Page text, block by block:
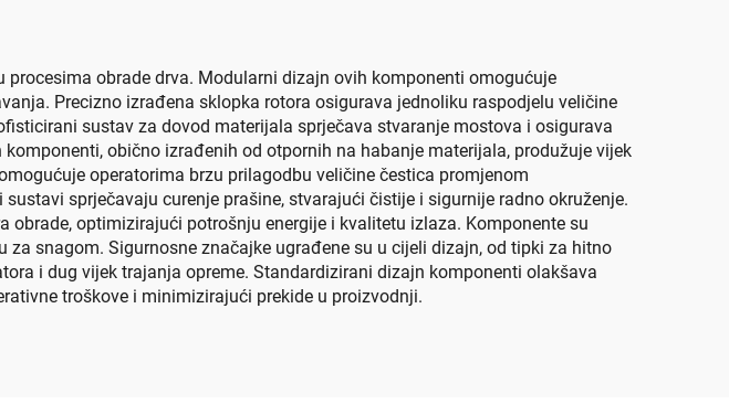
obrade drva. Modularni dizajn ovih komponenti omogućuje
Precizno izrađena sklopka rotora osigurava jednoliku raspodjelu veličine
sustav za dovod materijala sprječava stvaranje mostova i osigurava
obično izrađenih od otpornih na habanje materijala, produžuje vijek
operatorima brzu prilagodbu veličine čestica promjenom
sprječavaju curenje prašine, stvarajući čistije i sigurnije radno okruženje.
optimizirajući potrošnju energije i kvalitetu izlaza. Komponente su
snagom. Sigurnosne značajke ugrađene su u cijeli dizajn, od tipki za hitno
i dug vijek trajanja opreme. Standardizirani dizajn komponenti olakšava
troškove i minimizirajući prekide u proizvodnji.